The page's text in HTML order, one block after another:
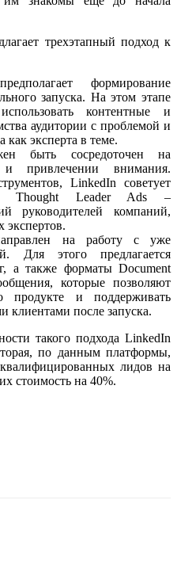
трехэтапный подход к
формирование
запуска. На этом этапе
контентные и
аудитории с проблемой и
эксперта в теме.
быть сосредоточен на
и привлечении внимания.
LinkedIn советует
Thought Leader Ads –
руководителей компаний,
экспертов.
на работу с уже
Для этого предлагается
а также форматы Document
которые позволяют
продукте и поддерживать
клиентами после запуска.
такого подхода LinkedIn
по данным платформы,
лидов на
стоимость на 40%.